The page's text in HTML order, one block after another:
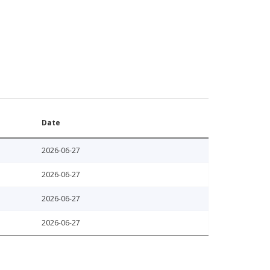
Date
2026-06-27
2026-06-27
2026-06-27
2026-06-27